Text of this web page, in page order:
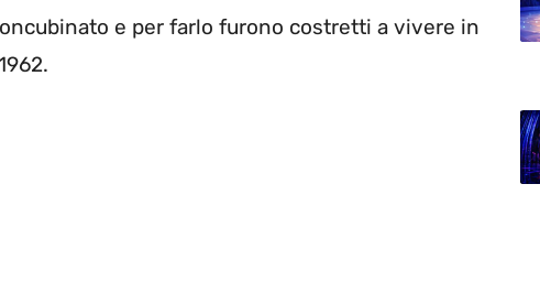
e per farlo furono costretti a vivere in